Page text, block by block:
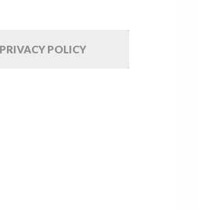
PRIVACY POLICY